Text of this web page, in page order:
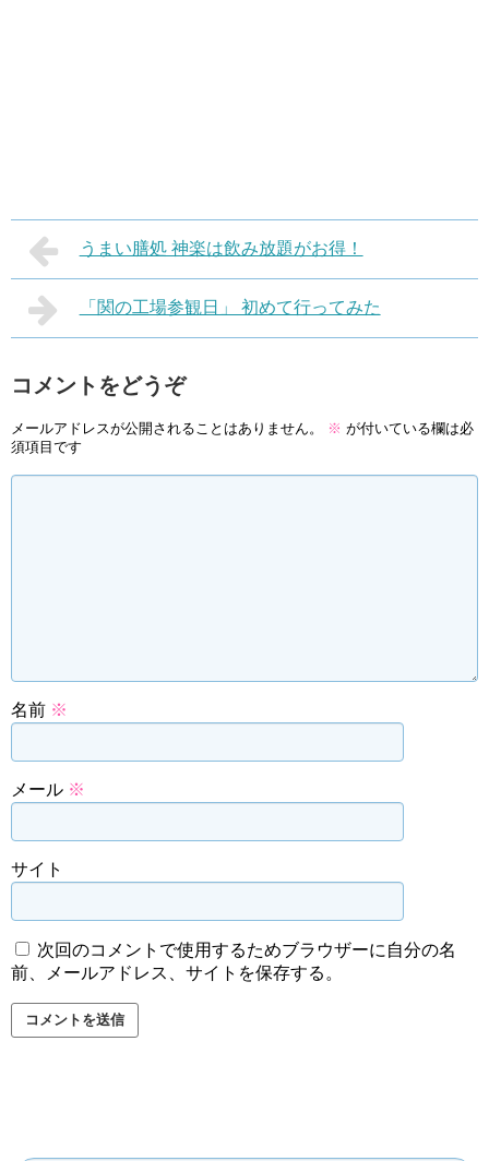
うまい膳処 神楽は飲み放題がお得！
「関の工場参観日」 初めて行ってみた
コメントをどうぞ
メールアドレスが公開されることはありません。 ※ が付いている欄は必
須項目です
名前 ※
メール ※
サイト
次回のコメントで使用するためブラウザーに自分の名
前、メールアドレス、サイトを保存する。